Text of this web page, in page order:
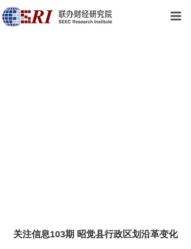
关注信息103期 昭觉县行政区划沿革变化